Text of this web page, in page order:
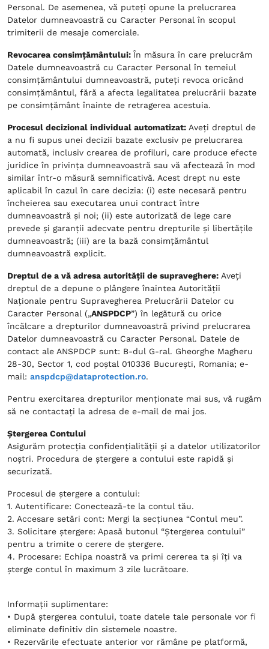
Personal. De asemenea, vă puteți opune la prelucrarea
Datelor dumneavoastră cu Caracter Personal în scopul
trimiterii de mesaje comerciale.
Revocarea consimțământului: În măsura în care prelucrăm
Datele dumneavoastră cu Caracter Personal în temeiul
consimțământului dumneavoastră, puteți revoca oricând
consimțământul, fără a afecta legalitatea prelucrării bazate
pe consimțământ înainte de retragerea acestuia.
Procesul decizional individual automatizat: Aveți dreptul de
a nu fi supus unei decizii bazate exclusiv pe prelucrarea
automată, inclusiv crearea de profiluri, care produce efecte
juridice în privința dumneavoastră sau vă afectează în mod
similar într-o măsură semnificativă. Acest drept nu este
aplicabil în cazul în care decizia: (i) este necesară pentru
încheierea sau executarea unui contract între
dumneavoastră și noi; (ii) este autorizată de lege care
prevede și garanții adecvate pentru drepturile și libertățile
dumneavoastră; (iii) are la bază consimțământul
dumneavoastră explicit.
Dreptul de a vă adresa autorității de supraveghere: Aveți
dreptul de a depune o plângere înaintea Autorității
Naționale pentru Supravegherea Prelucrării Datelor cu
Caracter Personal („ANSPDCP”) în legătură cu orice
încălcare a drepturilor dumneavoastră privind prelucrarea
Datelor dumneavoastră cu Caracter Personal. Datele de
contact ale ANSPDCP sunt: B-dul G-ral. Gheorghe Magheru
28-30, Sector 1, cod poștal 010336 București, Romania; e-
mail: anspdcp@dataprotection.ro.
Pentru exercitarea drepturilor menționate mai sus, vă rugăm
să ne contactați la adresa de e-mail de mai jos.
Ștergerea Contului
Asigurăm protecția confidențialității și a datelor utilizatorilor
noștri. Procedura de ștergere a contului este rapidă și
securizată.
Procesul de ștergere a contului:
1. Autentificare: Conectează-te la contul tău.
2. Accesare setări cont: Mergi la secțiunea “Contul meu”.
3. Solicitare ștergere: Apasă butonul “Ștergerea contului”
pentru a trimite o cerere de ștergere.
4. Procesare: Echipa noastră va primi cererea ta și îți va
șterge contul în maximum 3 zile lucrătoare.
Informații suplimentare:
• După ștergerea contului, toate datele tale personale vor fi
eliminate definitiv din sistemele noastre.
• Rezervările efectuate anterior vor rămâne pe platformă,